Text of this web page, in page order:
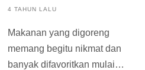
4 TAHUN LALU
Makanan yang digoreng
memang begitu nikmat dan
banyak difavoritkan mulai